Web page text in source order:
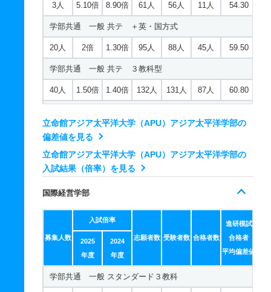
3人 5.10倍 8.90倍 61人 56人 11人 54.30
学部共通 一般 共テ ＋英・国方式
20人 2倍 1.30倍 95人 88人 45人 59.50
学部共通 一般 共テ ３教科型
40人 1.50倍 1.40倍 132人 131人 87人 60.80
40人 1.60倍
学部共通 一般 共テ ８科目特待生優先採用
40人 1.10倍 1.20倍 32人 32人 29人 60
学部共通 一般 ニ 後期型３教科型
1.40倍 2.60倍
学部共通 一般 ニ 後期型５科目型
1倍 1.30倍
学部共通 一般 ニ ＋面接方式
立命館アジア太平洋大学（APU）アジア太平洋学部の
偏差値を見る
立命館アジア太平洋大学（APU）アジア太平洋学部の
入試結果（倍率）を見る
国際経営学部
募集人数
入試倍率
志願者数 受験者数 合格者数
進研模試
合格者
平均偏差値
2025
年度
2024
年度
学部共通 一般 スタンダード３教科